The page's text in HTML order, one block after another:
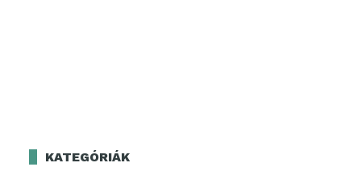
KATEGÓRIÁK